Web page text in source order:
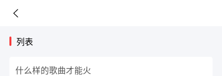
列表
什么样的歌曲才能火